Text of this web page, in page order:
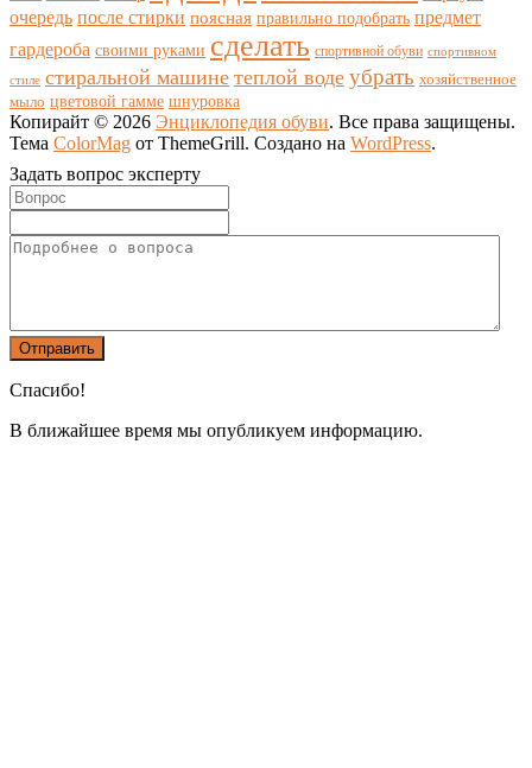
очередь после стирки поясная правильно подобрать предмет
гардероба своими руками сделать спортивной обуви спортивном
стиле стиральной машине теплой воде убрать хозяйственное
мыло цветовой гамме шнуровка
Копирайт © 2026 Энциклопедия обуви. Все права защищены.
Тема ColorMag от ThemeGrill. Создано на WordPress.
Задать вопрос эксперту
Спасибо!
В ближайшее время мы опубликуем информацию.